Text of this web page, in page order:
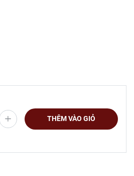
THÊM VÀO GIỎ